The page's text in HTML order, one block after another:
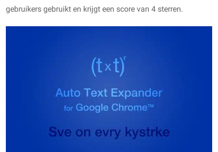
gebruikers gebruikt en krijgt een score van 4 sterren.